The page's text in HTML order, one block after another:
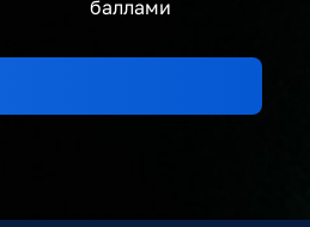
баллами